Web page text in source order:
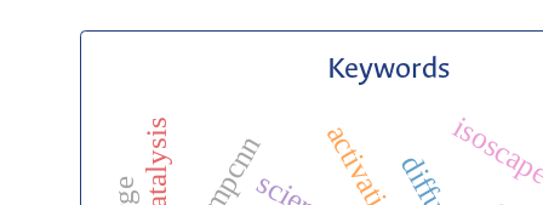
Keywords
tempcnn activation